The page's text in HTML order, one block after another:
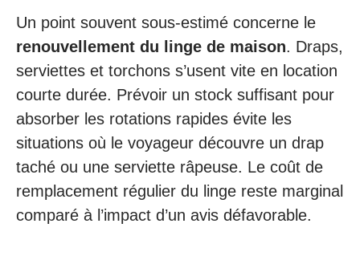
Un point souvent sous-estimé concerne le
renouvellement du linge de maison. Draps,
serviettes et torchons s’usent vite en location
courte durée. Prévoir un stock suffisant pour
absorber les rotations rapides évite les
situations où le voyageur découvre un drap
taché ou une serviette râpeuse. Le coût de
remplacement régulier du linge reste marginal
comparé à l’impact d’un avis défavorable.